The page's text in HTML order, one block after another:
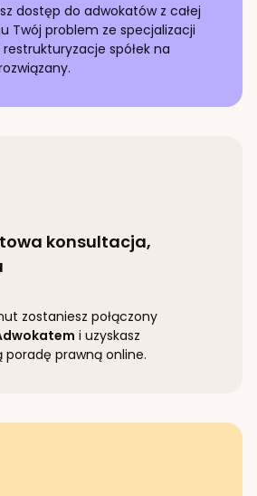
dostęp do adwokatów z całej
Twój problem ze specjalizacji
spółek na
konsultacja,
zostaniesz połączony
i uzyskasz
prawną online.